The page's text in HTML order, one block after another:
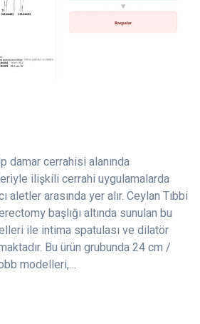
damar cerrahisi alanında
ilişkili cerrahi uygulamalarda
aletler arasında yer alır. Ceylan Tıbbi
başlığı altında sunulan bu
ile intima spatulası ve dilatör
Bu ürün grubunda 24 cm /
modelleri,…